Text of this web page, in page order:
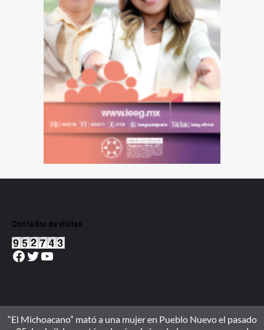
Contador de visitas
Facebook
Twitter
YouTube
“El Michoacano” mató a una mujer en Pueblo Nuevo el pasado